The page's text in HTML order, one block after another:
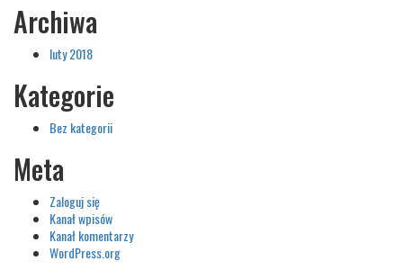
Archiwa
luty 2018
Kategorie
Bez kategorii
Meta
Zaloguj się
Kanał wpisów
Kanał komentarzy
WordPress.org